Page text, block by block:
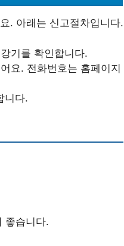
. 아래는 신고절차입니다.
기를 확인합니다.
요. 전화번호는 홈페이지
니다.
좋습니다.